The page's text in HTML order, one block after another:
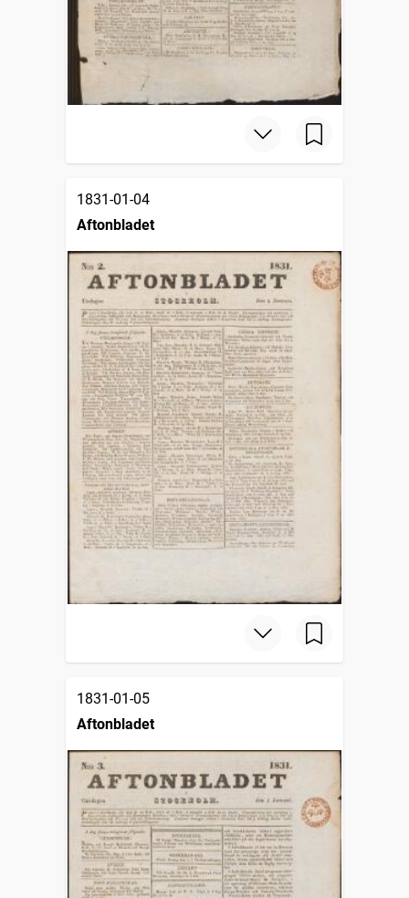
1831-01-04
Aftonbladet
1831-01-05
Aftonbladet